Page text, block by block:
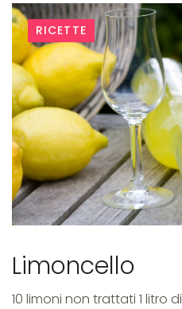
Tag:
ricetta
originale
RICETTE
Limoncello
10 limoni non trattati 1 litro